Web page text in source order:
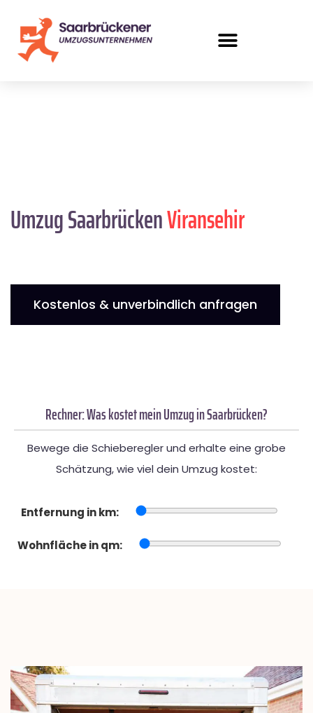
Umzug SaarbrückenViransehir
Kostenlos & unverbindlich anfragen
Rechner: Was kostet mein Umzug in Saarbrücken?
Bewege die Schieberegler und erhalte eine grobe
Schätzung, wie viel dein Umzug kostet:
Entfernung in km:
Wohnfläche in qm: